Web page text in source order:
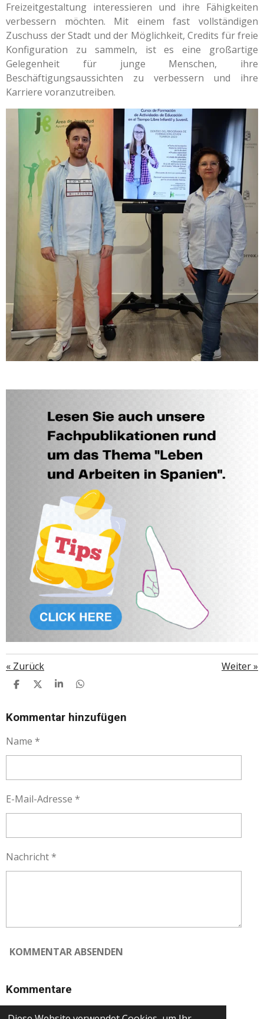
Freizeitgestaltung interessieren und ihre Fähigkeiten
verbessern möchten. Mit einem fast vollständigen
Zuschuss der Stadt und der Möglichkeit, Credits für freie
Konfiguration zu sammeln, ist es eine großartige
Gelegenheit für junge Menschen, ihre
Beschäftigungsaussichten zu verbessern und ihre
Karriere voranzutreiben.
« Zurück Weiter»
T
L
T
L
T
L
T
L
Kommentar hinzufügen
Name *
E-Mail-Adresse *
Nachricht *
KOMMENTAR ABSENDEN
Kommentare
Es gibt noch keine Kommentare.